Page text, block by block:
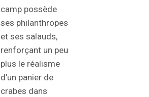
camp possède
ses philanthropes
et ses salauds,
renforçant un peu
plus le réalisme
d’un panier de
crabes dans